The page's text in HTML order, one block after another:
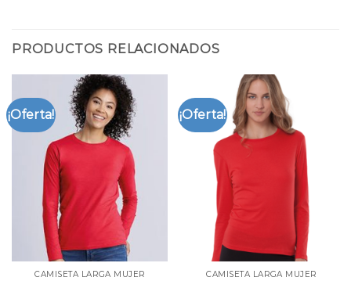
PRODUCTOS RELACIONADOS
¡Oferta!
CAMISETA LARGA MUJER
¡Oferta!
CAMISETA LARGA MUJER